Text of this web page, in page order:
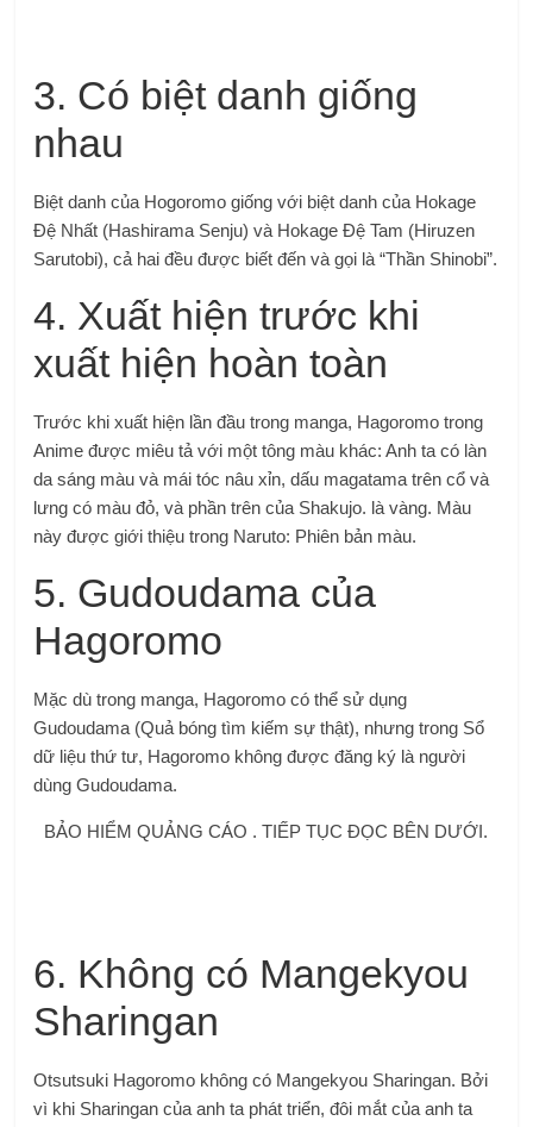
3. Có biệt danh giống
nhau
Biệt danh của Hogoromo giống với biệt danh của Hokage
Đệ Nhất (Hashirama Senju) và Hokage Đệ Tam (Hiruzen
Sarutobi), cả hai đều được biết đến và gọi là “Thần Shinobi”.
4. Xuất hiện trước khi
xuất hiện hoàn toàn
Trước khi xuất hiện lần đầu trong manga, Hagoromo trong
Anime được miêu tả với một tông màu khác: Anh ta có làn
da sáng màu và mái tóc nâu xỉn, dấu magatama trên cổ và
lưng có màu đỏ, và phần trên của Shakujo. là vàng. Màu
này được giới thiệu trong Naruto: Phiên bản màu.
5. Gudoudama của
Hagoromo
Mặc dù trong manga, Hagoromo có thể sử dụng
Gudoudama (Quả bóng tìm kiếm sự thật), nhưng trong Sổ
dữ liệu thứ tư, Hagoromo không được đăng ký là người
dùng Gudoudama.
BẢO HIỂM QUẢNG CÁO . TIẾP TỤC ĐỌC BÊN DƯỚI.
6. Không có Mangekyou
Sharingan
Otsutsuki Hagoromo không có Mangekyou Sharingan. Bởi
vì khi Sharingan của anh ta phát triển, đôi mắt của anh ta